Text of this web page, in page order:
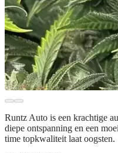
Runtz Auto is een krachtige
diepe ontspanning en een
time topkwaliteit laat oogsten.